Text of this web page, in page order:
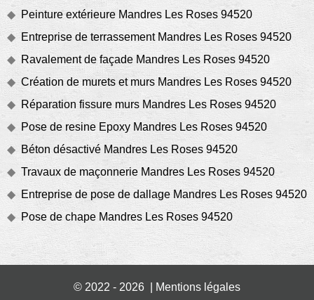
Peinture extérieure Mandres Les Roses 94520
Entreprise de terrassement Mandres Les Roses 94520
Ravalement de façade Mandres Les Roses 94520
Création de murets et murs Mandres Les Roses 94520
Réparation fissure murs Mandres Les Roses 94520
Pose de resine Epoxy Mandres Les Roses 94520
Béton désactivé Mandres Les Roses 94520
Travaux de maçonnerie Mandres Les Roses 94520
Entreprise de pose de dallage Mandres Les Roses 94520
Pose de chape Mandres Les Roses 94520
© 2022 - 2026 | Mentions légales